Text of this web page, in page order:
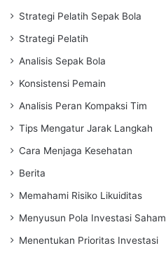
Strategi Pelatih Sepak Bola
Strategi Pelatih
Analisis Sepak Bola
Konsistensi Pemain
Analisis Peran Kompaksi Tim
Tips Mengatur Jarak Langkah
Cara Menjaga Kesehatan
Berita
Memahami Risiko Likuiditas
Menyusun Pola Investasi Saham
Menentukan Prioritas Investasi